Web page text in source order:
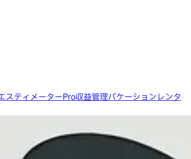
スティメーターPro収益管理バケーションレンタ